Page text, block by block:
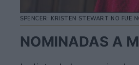
SPENCER: KRISTEN STEWART NO FUE
NOMINADAS A